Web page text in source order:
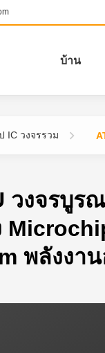
บ้าน
IC วงจรรวม
วงจรบูร
พลังงา